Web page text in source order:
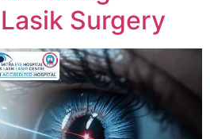
Surgery